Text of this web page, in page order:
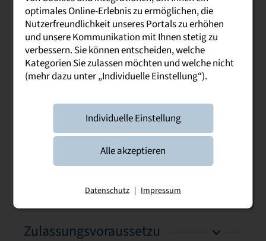
Studieninhalte
Berufsfelder und
Chancen
Dokumente
Infos zu Deiner Bewerbung
Zulassungsvoraussetzu
optimales Online-Erlebnis zu ermöglichen, die
Nutzerfreundlichkeit unseres Portals zu erhöhen
und unsere Kommunikation mit Ihnen stetig zu
verbessern. Sie können entscheiden, welche
Kategorien Sie zulassen möchten und welche nicht
(mehr dazu unter „Individuelle Einstellung“).
Individuelle Einstellung
Alle akzeptieren
Datenschutz | Impressum